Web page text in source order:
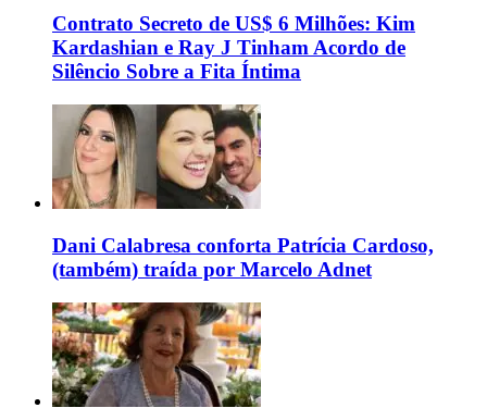
Contrato Secreto de US$ 6 Milhões: Kim
Kardashian e Ray J Tinham Acordo de
Silêncio Sobre a Fita Íntima
Dani Calabresa conforta Patrícia Cardoso,
(também) traída por Marcelo Adnet